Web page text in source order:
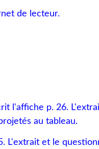
de lecteur.
l'affiche p. 26.
au tableau.
L'extrait et le